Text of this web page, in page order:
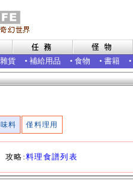
雜貨 • 補給用品 • 食物 • 書籍 •
料 僅料理用
攻略:料理食譜列表